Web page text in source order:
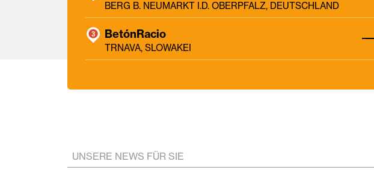
BERG B. NEUMARKT I.D. OBERPFALZ, DEUTSCHLAND
BetónRacio
TRNAVA, SLOWAKEI
UNSERE NEWS FÜR SIE